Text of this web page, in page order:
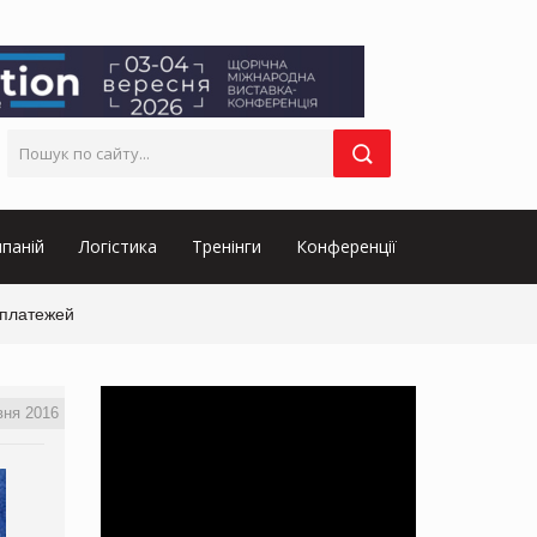
Логістика Тренінги Конференції
2016